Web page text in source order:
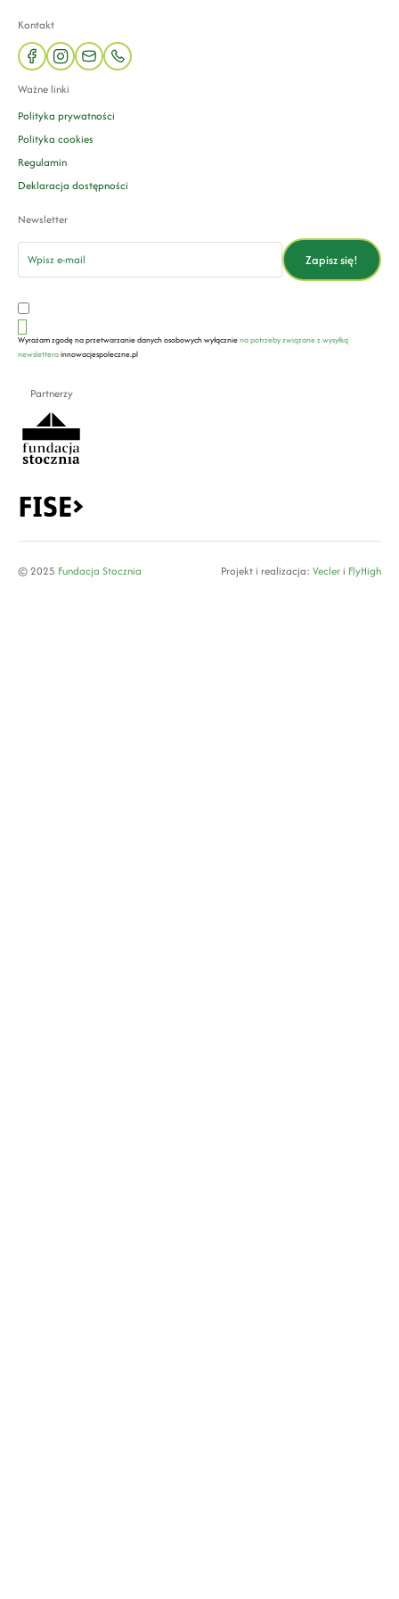
Kontakt
facebookinstagram
mail phone
Ważne linki
Polityka prywatności
Polityka cookies
Regulamin
Deklaracja dostępności
Newsletter
email
Zapisz się!
Wyrażam zgodę na przetwarzanie danych osobowych wyłączniena potrzeby związane z wysyłką
newsletterainnowacjespoleczne.pl
Partnerzy
© 2025 Fundacja Stocznia Projekt i realizacja: Vecler i FlyHigh